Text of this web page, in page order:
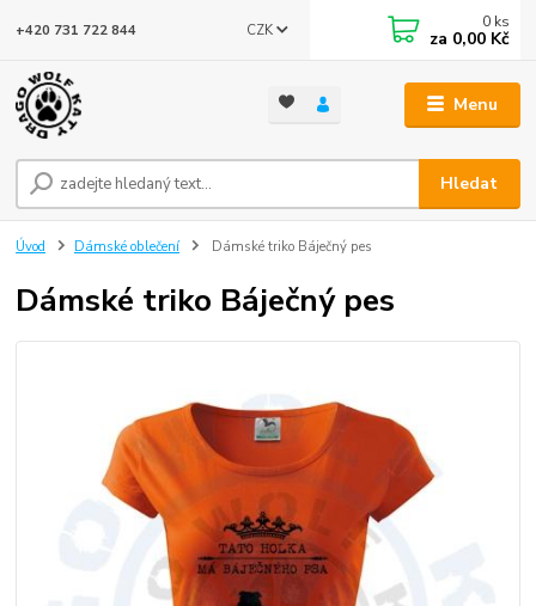
Menu
CZK
Hledat
+420 731 722 844 0 ks
za 0,00 Kč
Úvod Dámské oblečení Dámské triko Báječný pes
Dámské triko Báječný pes